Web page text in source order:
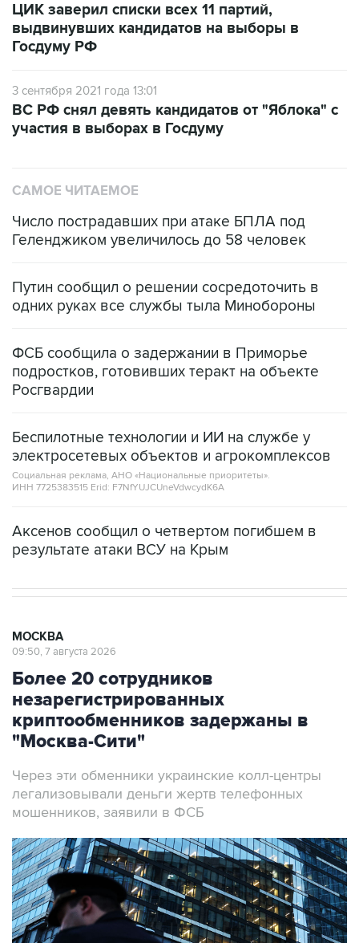
ЦИК заверил списки всех 11 партий,
выдвинувших кандидатов на выборы в
Госдуму РФ
3 сентября 2021 года 13:01
ВС РФ снял девять кандидатов от "Яблока" с
участия в выборах в Госдуму
САМОЕ ЧИТАЕМОЕ
Число пострадавших при атаке БПЛА под
Геленджиком увеличилось до 58 человек
Путин сообщил о решении сосредоточить в
одних руках все службы тыла Минобороны
ФСБ сообщила о задержании в Приморье
подростков, готовивших теракт на объекте
Росгвардии
Беспилотные технологии и ИИ на службе у
электросетевых объектов и агрокомплексов
Социальная реклама, АНО «Национальные приоритеты».
ИНН 7725383515 Erid: F7NfYUJCUneVdwcydK6A
Аксенов сообщил о четвертом погибшем в
результате атаки ВСУ на Крым
МОСКВА
09:50, 7 августа 2026
Более 20 сотрудников
незарегистрированных
криптообменников задержаны в
"Москва-Сити"
Через эти обменники украинские колл-центры
легализовывали деньги жертв телефонных
мошенников, заявили в ФСБ